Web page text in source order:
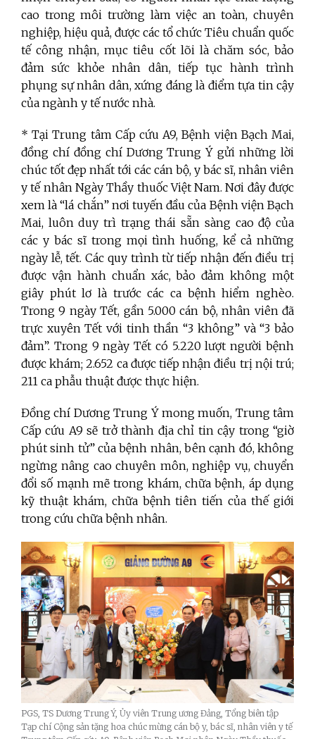
cao trong môi trường làm việc an toàn, chuyên
nghiệp, hiệu quả, được các tổ chức Tiêu chuẩn quốc
tế công nhận, mục tiêu cốt lõi là chăm sóc, bảo
đảm sức khỏe nhân dân, tiếp tục hành trình
phụng sự nhân dân, xứng đáng là điểm tựa tin cậy
của ngành y tế nước nhà.
* Tại Trung tâm Cấp cứu A9, Bệnh viện Bạch Mai,
đồng chí đồng chí Dương Trung Ý gửi những lời
chúc tốt đẹp nhất tới các cán bộ, y bác sĩ, nhân viên
y tế nhân Ngày Thầy thuốc Việt Nam. Nơi đây được
xem là “lá chắn” nơi tuyến đầu của Bệnh viện Bạch
Mai, luôn duy trì trạng thái sẵn sàng cao độ của
các y bác sĩ trong mọi tình huống, kể cả những
ngày lễ, tết. Các quy trình từ tiếp nhận đến điều trị
được vận hành chuẩn xác, bảo đảm không một
giây phút lơ là trước các ca bệnh hiểm nghèo.
Trong 9 ngày Tết, gần 5.000 cán bộ, nhân viên đã
trực xuyên Tết với tinh thần “3 không” và “3 bảo
đảm”. Trong 9 ngày Tết có 5.220 lượt người bệnh
được khám; 2.652 ca được tiếp nhận điều trị nội trú;
211 ca phẫu thuật được thực hiện.
Đồng chí Dương Trung Ý mong muốn, Trung tâm
Cấp cứu A9 sẽ trở thành địa chỉ tin cậy trong “giờ
phút sinh tử” của bệnh nhân, bên cạnh đó, không
ngừng nâng cao chuyên môn, nghiệp vụ, chuyển
đổi số mạnh mẽ trong khám, chữa bệnh, áp dụng
kỹ thuật khám, chữa bệnh tiên tiến của thế giới
trong cứu chữa bệnh nhân.
PGS, TS Dương Trung Ý, Ủy viên Trung ương Đảng, Tổng biên tập
Tạp chí Cộng sản tặng hoa chúc mừng cán bộ y, bác sĩ, nhân viên y tế